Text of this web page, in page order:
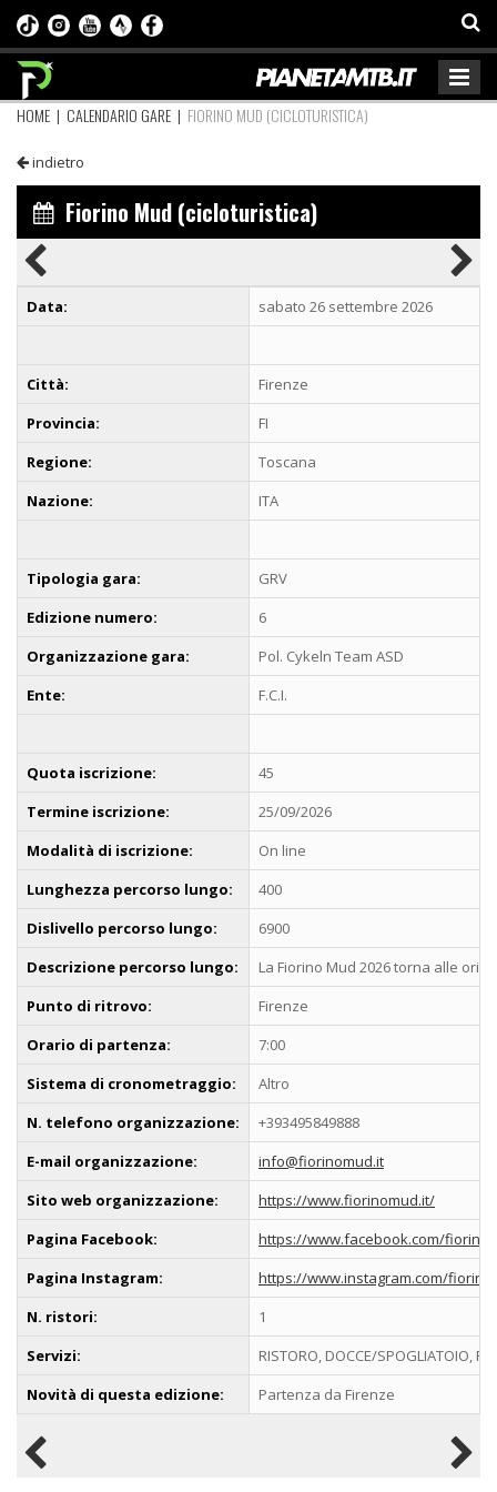
HOME | CALENDARIO GARE | FIORINO MUD (CICLOTURISTICA)
indietro
Fiorino Mud (cicloturistica)
Data: sabato 26 settembre 2026
Città:
Firenze
Provincia:
FI
Regione:
Toscana
Nazione:
ITA
Tipologia gara:
GRV
Edizione numero:
6
Organizzazione gara:
Pol. Cykeln Team ASD
Ente:
F.C.I.
Quota iscrizione:
45
Termine iscrizione:
25/09/2026
Modalità di iscrizione:
On line
Lunghezza percorso lungo:
400
Dislivello percorso lungo:
6900
Descrizione percorso lungo:
La Fiorino Mud 2026 torna alle
Punto di ritrovo:
Firenze
Orario di partenza:
7:00
Sistema di cronometraggio:
Altro
N. telefono organizzazione:
+393495849888
E-mail organizzazione:
info@fiorinomud.it
Sito web organizzazione:
https://www.fiorinomud.it/
Pagina Facebook:
https://www.facebook.com/
Pagina Instagram:
https://www.instagram.com/
N. ristori:
1
Servizi:
RISTORO, DOCCE/SPOGLIATOIO,
Novità di questa edizione:
Partenza da Firenze